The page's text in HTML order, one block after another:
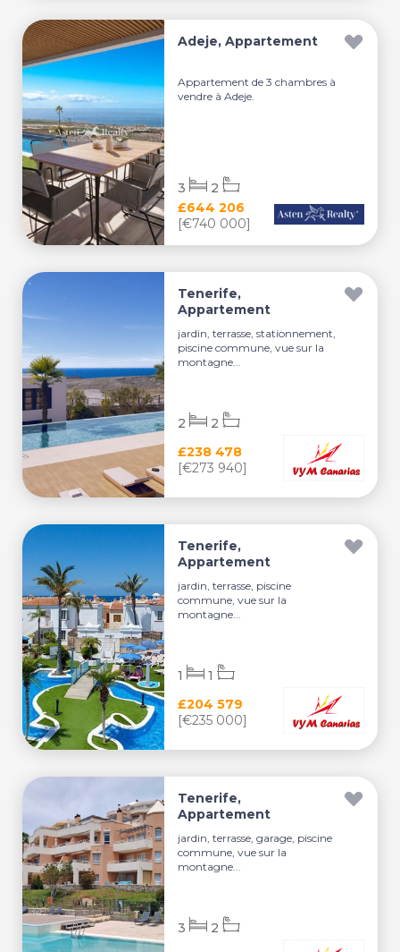
Adeje, Appartement
Appartement de 3 chambres à
vendre à Adeje.
£644 206
[€740 000]
3 2
Tenerife,
Appartement
jardin, terrasse, stationnement,
piscine commune, vue sur la
montagne...
£238 478
[€273 940]
2 2
Tenerife,
Appartement
jardin, terrasse, piscine
commune, vue sur la
montagne...
£204 579
[€235 000]
1 1
Tenerife,
Appartement
jardin, terrasse, garage, piscine
commune, vue sur la
montagne...
3 2